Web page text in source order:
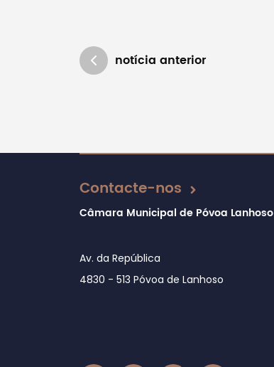
notícia anterior
Atualizado em 15/10/2020
Contacte-nos
Câmara Municipal de Póvoa Lanhoso
Av. da República
4830 - 513 Póvoa de Lanhoso